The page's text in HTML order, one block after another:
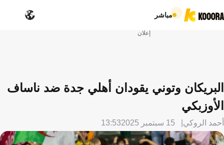
مباشر
إعلان
البريكان وتوني يقودان أهلي جدة ضد ناساف
الأوزبكي
أحمد الروكي 15 سبتمبر 2025 13:53